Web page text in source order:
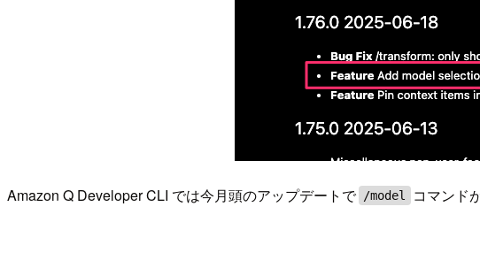
Amazon Q Developer CLI では今月頭のアップデートで /model コマンド